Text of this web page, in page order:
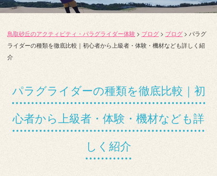
鳥取砂丘のアクティビティ・パラグライダー体験 > ブログ > ブログ > パラグ
ライダーの種類を徹底比較｜初心者から上級者・体験・機材なども詳しく紹
介
パラグライダーの種類を徹底比較｜初
心者から上級者・体験・機材なども詳
しく紹介